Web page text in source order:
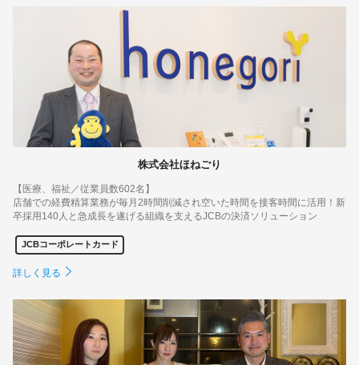
株式会社ほねごり
【医療、福祉／従業員数602名】
店舗での経費精算業務が毎月2時間削減され空いた時間を接客時間に活用！新
卒採用140人と急成長を遂げる組織を支えるJCBの決済ソリューション
JCBコーポレートカード
詳しく見る